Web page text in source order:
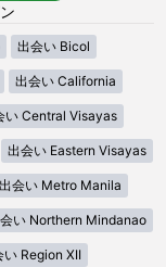
出会い Bicol
出会い California
い Central Visayas
出会い Eastern Visayas
出会い Metro Manila
い Northern Mindanao
い Region XII